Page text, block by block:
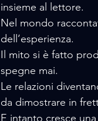
insieme al lettore.
Nel mondo
dell’esperienza.
Il mito si è fatto
spegne mai.
Le relazioni
da dimostrare in
E intanto cresce